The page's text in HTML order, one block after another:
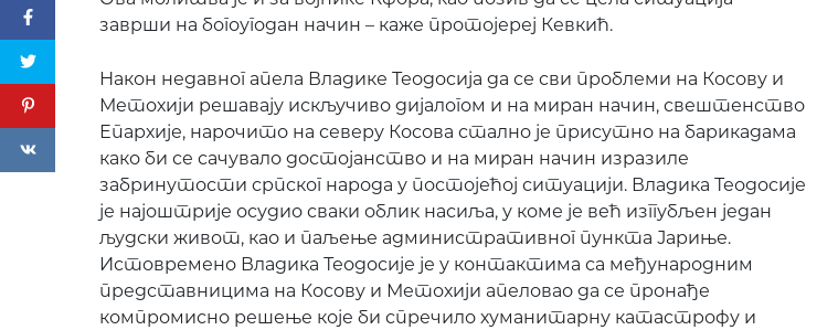
заврши на богоугодан начин – каже протојереј Кевкић.
Након недавног апела Владике Теодосија да се сви проблеми на Косову и
Метохији решавају искључиво дијалогом и на миран начин, свештенство
Епархије, нарочито на северу Косова стално је присутно на барикадама
како би се сачувало достојанство и на миран начин изразиле
забринутости српског народа у постојећој ситуацији. Владика Теодосије
је најоштрије осудио сваки облик насиља, у коме је већ изггубљен један
људски живот, као и паљење административног пункта Јариње.
Истовремено Владика Теодосије је у контактима са међународним
представницима на Косову и Метохији апеловао да се пронађе
компромисно решење које би спречило хуманитарну катастрофу и